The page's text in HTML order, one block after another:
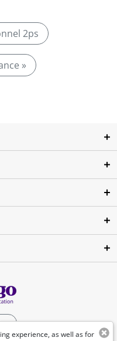
2ps
»
experience, as well as for